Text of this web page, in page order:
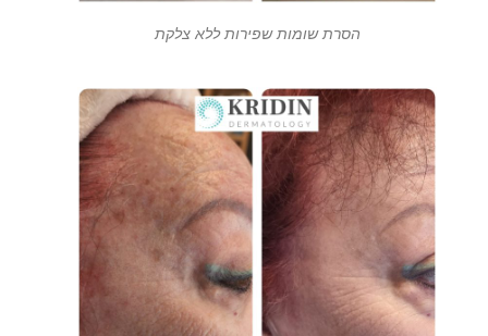
הסרת שומות שפירות ללא צלקת